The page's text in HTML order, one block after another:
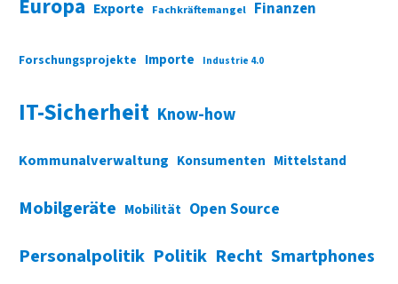
Europa Exporte Fachkräftemangel Finanzen
Forschungsprojekte Importe Industrie 4.0
IT-Sicherheit Know-how
Kommunalverwaltung Konsumenten Mittelstand
Mobilgeräte Mobilität Open Source
Personalpolitik Politik Recht Smartphones